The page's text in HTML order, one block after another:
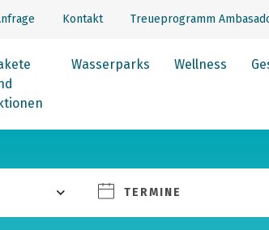
Kontakt Treueprogramm
Wasserparks Wellness
TERMINE